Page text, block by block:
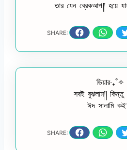
তার যেন ব্রেকআপ༎
SHARE:
‎ ডিয়ার‧₊˚✧
সবই বুঝলাম༎ কিন্তু
ঈদ সালামি
SHARE: